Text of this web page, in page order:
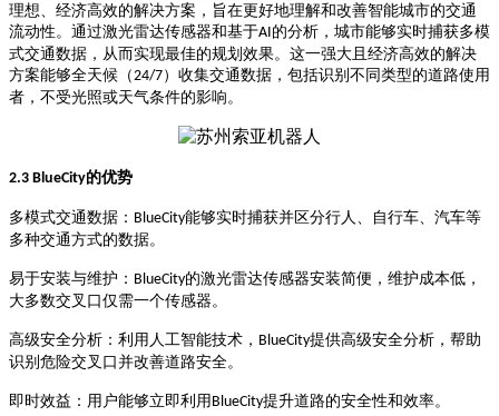
理想、经济高效的解决方案，旨在更好地理解和改善智能城市的交通
流动性。通过激光雷达传感器和基于AI 的分析，城市能够实时捕获多模
式交通数据，从而实现最佳的规划效果。这一强大且经济高效的解决
方案能够全天候（24/7）收集交通数据，包括识别不同类型的道路使用
者，不受光照或天气条件的影响。
2.3 BlueCity的优势
多模式交通数据 ‌： BlueCity能够实时捕获并区分行人、自行车、汽车等
多种交通方式的数据。
易于安装与维护 ‌： BlueCity的激光雷达传感器安装简便，维护成本低，
大多数交叉口仅需一个传感器。
高级安全分析 ‌：利用人工智能技术， BlueCity提供高级安全分析，帮助
识别危险交叉口并改善道路安全。
即时效益 ‌：用户能够立即利用 BlueCity提升道路的安全性和效率。